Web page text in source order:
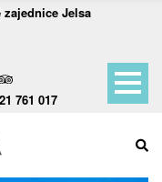
zajednice Jelsa
761 017